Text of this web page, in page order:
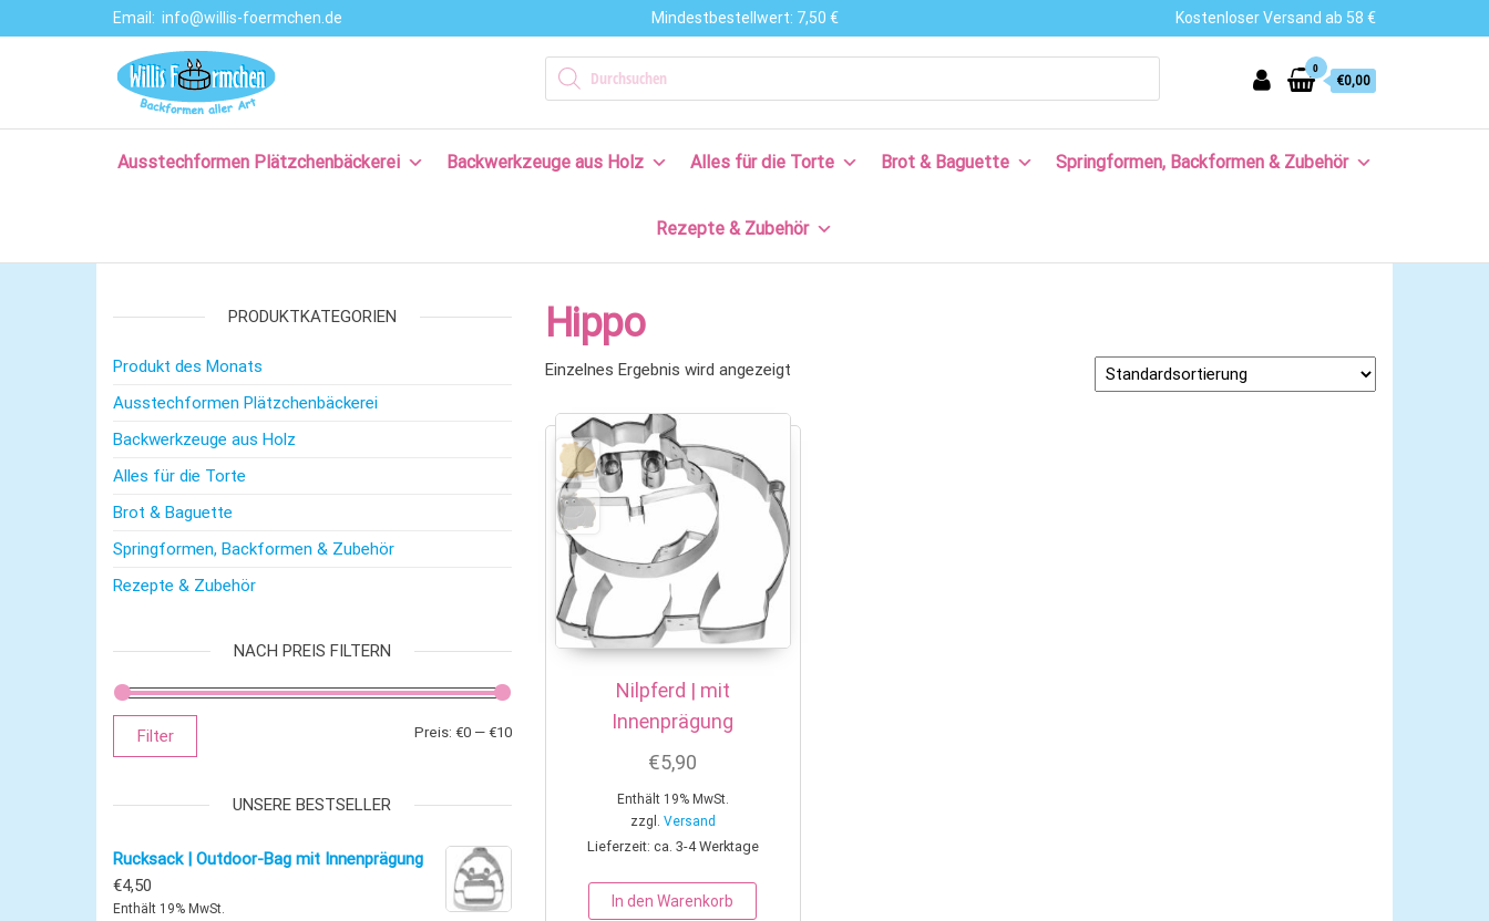
Email: info@willis-foermchen.de Mindestbestellwert: 7,50 € Kostenloser Versand ab 58 €
Ausstechformen
– Backformen
Große Auswahl
an
mit Rezepten
Products search
0
€0,00
Ausstechformen Plätzchenbäckerei Backwerkzeuge aus Holz Alles für die Torte Brot & Baguette Springformen, Backformen & Zubehör
Rezepte & Zubehör
Hippo
Einzelnes Ergebnis wird angezeigt
Nilpferd | mit
Innenprägung
€5,90
Enthält 19% MwSt.
zzgl. Versand
Lieferzeit: ca. 3-4 Werktage
In den Warenkorb
PRODUKTKATEGORIEN
Produkt des Monats
Ausstechformen Plätzchenbäckerei
Backwerkzeuge aus Holz
Alles für die Torte
Brot & Baguette
Springformen, Backformen & Zubehör
Rezepte & Zubehör
NACH PREIS FILTERN
Min. Preis
Max. Preis
Filter Preis: €0— €10
UNSERE BESTSELLER
Rucksack | Outdoor-Bag mit Innenprägung
€4,50
Enthält 19% MwSt.